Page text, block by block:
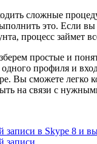
сложные
это. Если
процесс займет
простые и
профиля и
Вы сможете легко
на связи с
записи в Skype 8 и
записи